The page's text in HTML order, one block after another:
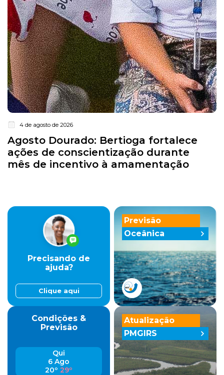
4 de agosto de 2026
Agosto Dourado: Bertioga fortalece
ações de conscientização durante
mês de incentivo à amamentação
Previsão
Oceânica
Precisando de
ajuda?
Clique aqui
Condições &
Previsão
Qui
6 Ago
20º 29º
Atualização
PMGIRS